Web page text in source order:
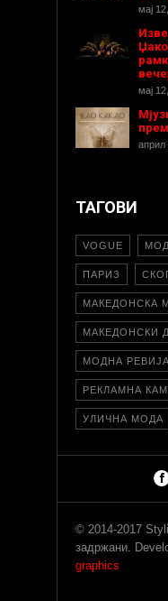
мај
мај
април
ТАГОВИ
VOGUE
ПАРИЗ
МАКЕДОНСКА
МАКЕДОНСКИ
МОДНА РЕВИЈА
РЕКЛАМНА
УЛИЧНА МОДА
© 2014-2017
задржани.
graphics